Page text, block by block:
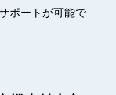
ポートが可能で